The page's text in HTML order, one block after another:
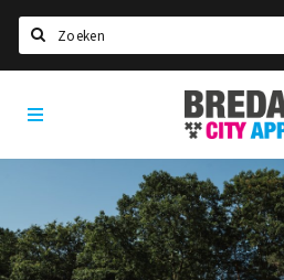
Home
Agenda
Party pics
Nieuws, interviews & blogs
Breda
City
App